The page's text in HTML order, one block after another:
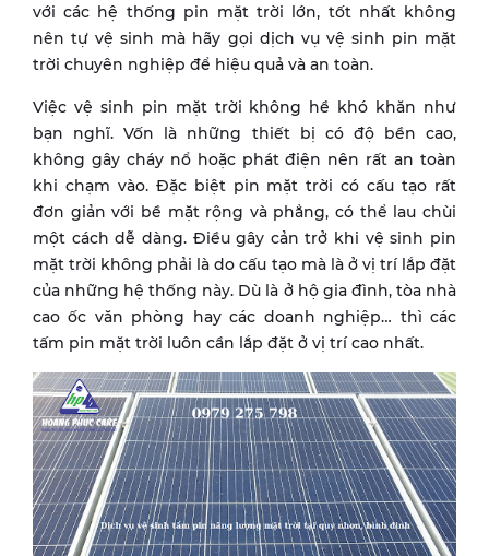
với các hệ thống pin mặt trời lớn, tốt nhất không
nên tự vệ sinh mà hãy gọi dịch vụ vệ sinh pin mặt
trời chuyên nghiệp để hiệu quả và an toàn.
Việc vệ sinh pin mặt trời không hề khó khăn như
bạn nghĩ. Vốn là những thiết bị có độ bền cao,
không gây cháy nổ hoặc phát điện nên rất an toàn
khi chạm vào. Đặc biệt pin mặt trời có cấu tạo rất
đơn giản với bề mặt rộng và phẳng, có thể lau chùi
một cách dễ dàng. Điều gây cản trở khi vệ sinh pin
mặt trời không phải là do cấu tạo mà là ở vị trí lắp đặt
của những hệ thống này. Dù là ở hộ gia đình, tòa nhà
cao ốc văn phòng hay các doanh nghiệp… thì các
tấm pin mặt trời luôn cần lắp đặt ở vị trí cao nhất.